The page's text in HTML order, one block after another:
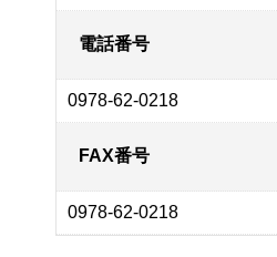
電話番号
0978-62-0218
FAX番号
0978-62-0218